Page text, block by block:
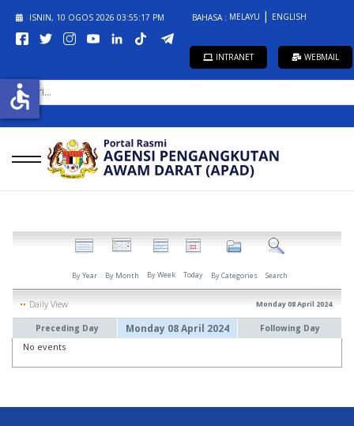
ISNIN, 10 OGOS 2026 03:55:18 PM BAHASA : MELAYU ENGLISH
INTRANET WEBMAIL
CARI...
By Year By Month By Week Today By Categories Search
Daily View Monday 08 April 2024
Preceding Day Monday 08 April 2024 Following Day
No events
accessible